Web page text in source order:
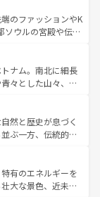
サーフィンやダイ
きにはたまらな
に味わいつくそ
など、都市の喧騒
人に新しい発見と
台湾の食文化も魅
エティ豊かな料理
コンテンツ一覧を参
のファッションやK
ソウルの宮殿や伝統
美を楽しむことが
ストリートフード
。夜には、韓国な
力を心ゆくまで味
韓国情報はコンテンツ一
ナム。南北に細長
々とした山々、世
の古い町並みやホ
、独特の雰囲気を
かさとおいしさで
ーヒーなどは、ぜ
もあたたかい人々
れられない旅にな
然と歴史が息づく
ぶ一方、伝統的な
マイなどの山岳地
トやクラビの美し
できる。タイ料理
有のエネルギーを
大な景色、近未来